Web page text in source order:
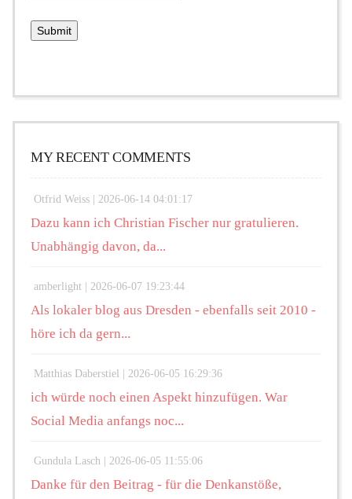
MY RECENT COMMENTS
Otfrid Weiss | 2026-06-14 04:01:17
Dazu kann ich Christian Fischer nur gratulieren.
Unabhängig davon, da...
amberlight | 2026-06-07 19:23:44
Als lokaler blog aus Dresden - ebenfalls seit 2010 -
höre ich da gern...
Matthias Daberstiel | 2026-06-05 16:29:36
ich würde noch einen Aspekt hinzufügen. War
Social Media anfangs noc...
Gundula Lasch | 2026-06-05 11:55:06
Danke für den Beitrag - für die Denkanstöße,